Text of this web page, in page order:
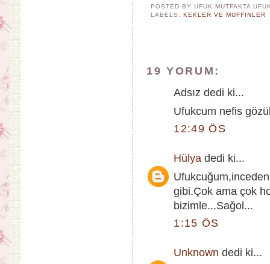
POSTED BY UFUK MUTFAKTA
LABELS:KEKLER VE MUFFINLER
19 YORUM:
Adsız dedi ki...
Ufukcum nefis
12:49 ÖS
Hülya dedi ki...
gibi.Çok ama çok
bizimle...Sağol...
1:15 ÖS
Unknown dedi ki...